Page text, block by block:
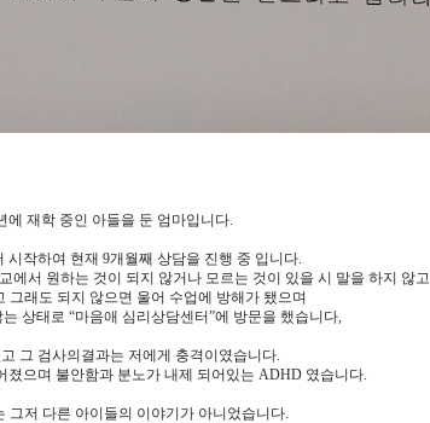
에 재학 중인 아들을 둔 엄마입니다.
시작하여 현재 9개월째 상담을 진행 중 입니다.
에서 원하는 것이 되지 않거나 모르는 것이 있을 시 말을 하지 않고
그래도 되지 않으면 울어 수업에 방해가 됐으며
상태로 “마음애 심리상담센터”에 방문을 했습니다,
그 검사의결과는 저에게 충격이였습니다.
졌으며 불안함과 분노가 내제 되어있는 ADHD 였습니다.
그저 다른 아이들의 이야기가 아니었습니다.